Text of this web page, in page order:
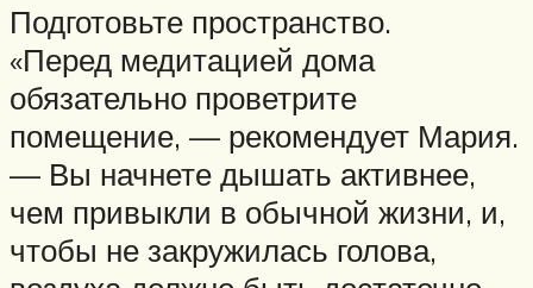
Подготовьте пространство.
«Перед медитацией дома
обязательно проветрите
помещение, — рекомендует Мария.
— Вы начнете дышать активнее,
чем привыкли в обычной жизни, и,
чтобы не закружилась голова,